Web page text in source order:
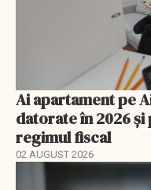
Ai apartament pe
datorate în 2026
regimul fiscal
02 AUGUST 2026